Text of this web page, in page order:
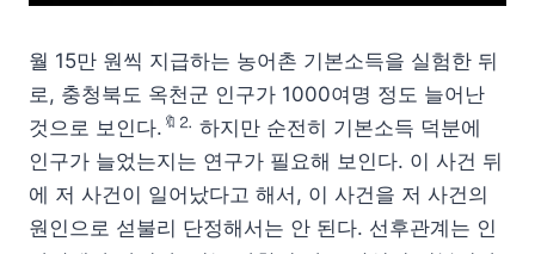
월 15만 원씩 지급하는 농어촌 기본소득을 실험한 뒤
로, 충청북도 옥천군 인구가 1000여명 정도 늘어난
것으로 보인다. 🔖⒉ 하지만 순전히 기본소득 덕분에
인구가 늘었는지는 연구가 필요해 보인다. 이 사건 뒤
에 저 사건이 일어났다고 해서, 이 사건을 저 사건의
원인으로 섣불리 단정해서는 안 된다. 선후관계는 인